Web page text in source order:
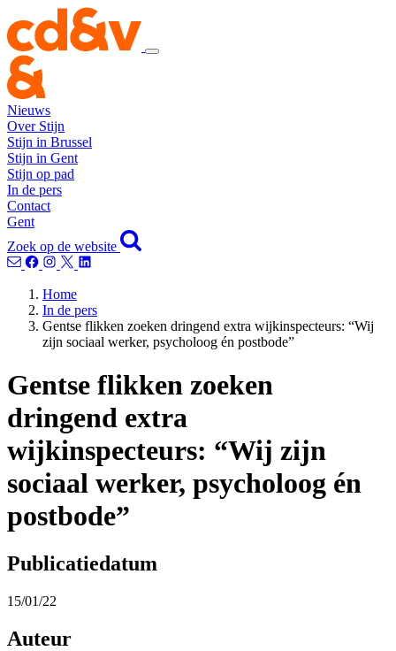
Nieuws
Over Stijn
Stijn in Brussel
Stijn in Gent
Stijn op pad
In de pers
Contact
Gent
Zoek op de website
Home
In de pers
Gentse flikken zoeken dringend extra wijkinspecteurs: “Wij
zijn sociaal werker, psycholoog én postbode”
Gentse flikken zoeken
dringend extra
wijkinspecteurs: “Wij zijn
sociaal werker, psycholoog én
postbode”
Publicatiedatum
15/01/22
Auteur